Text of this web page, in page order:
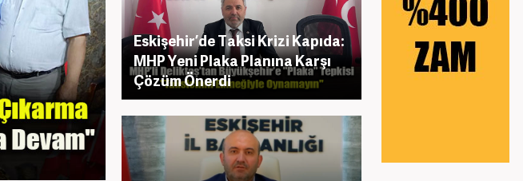
Eskişehir’de Taksi Krizi Kapıda:
MHP Yeni Plaka Planına Karşı
Çözüm Önerdi